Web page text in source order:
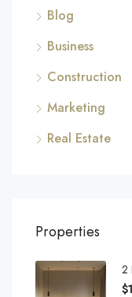
Blog
Business
Construction
Marketing
Real Estate
Properties
2